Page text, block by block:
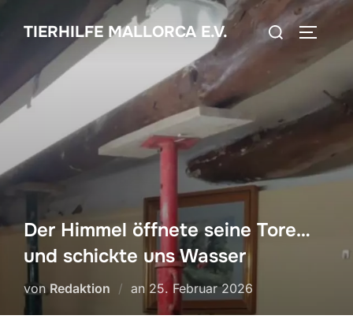
InhaltTIERHILFE MALLORCA E.V.
Suchen
nach:
Der Himmel öffnete seine Tore…
und schickte uns Wasser
vonRedaktion an Veröffentlicht
am
25. Februar 2026